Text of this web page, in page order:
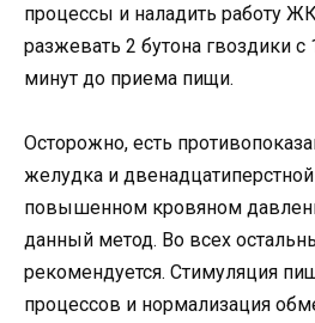
процессы и наладить работу
разжевать 2 бутона гвоздики с
минут до приема пищи.
Осторожно, есть
желудка и
повышенном кровяном
данный метод. Во всех
рекомендуется. Стимуляция
процессов и нормализация